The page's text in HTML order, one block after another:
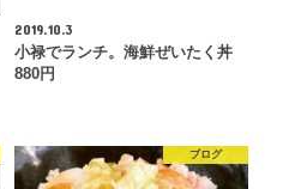
2019.10.3
小禄でランチ。海鮮ぜいたく丼
880円
ブログ